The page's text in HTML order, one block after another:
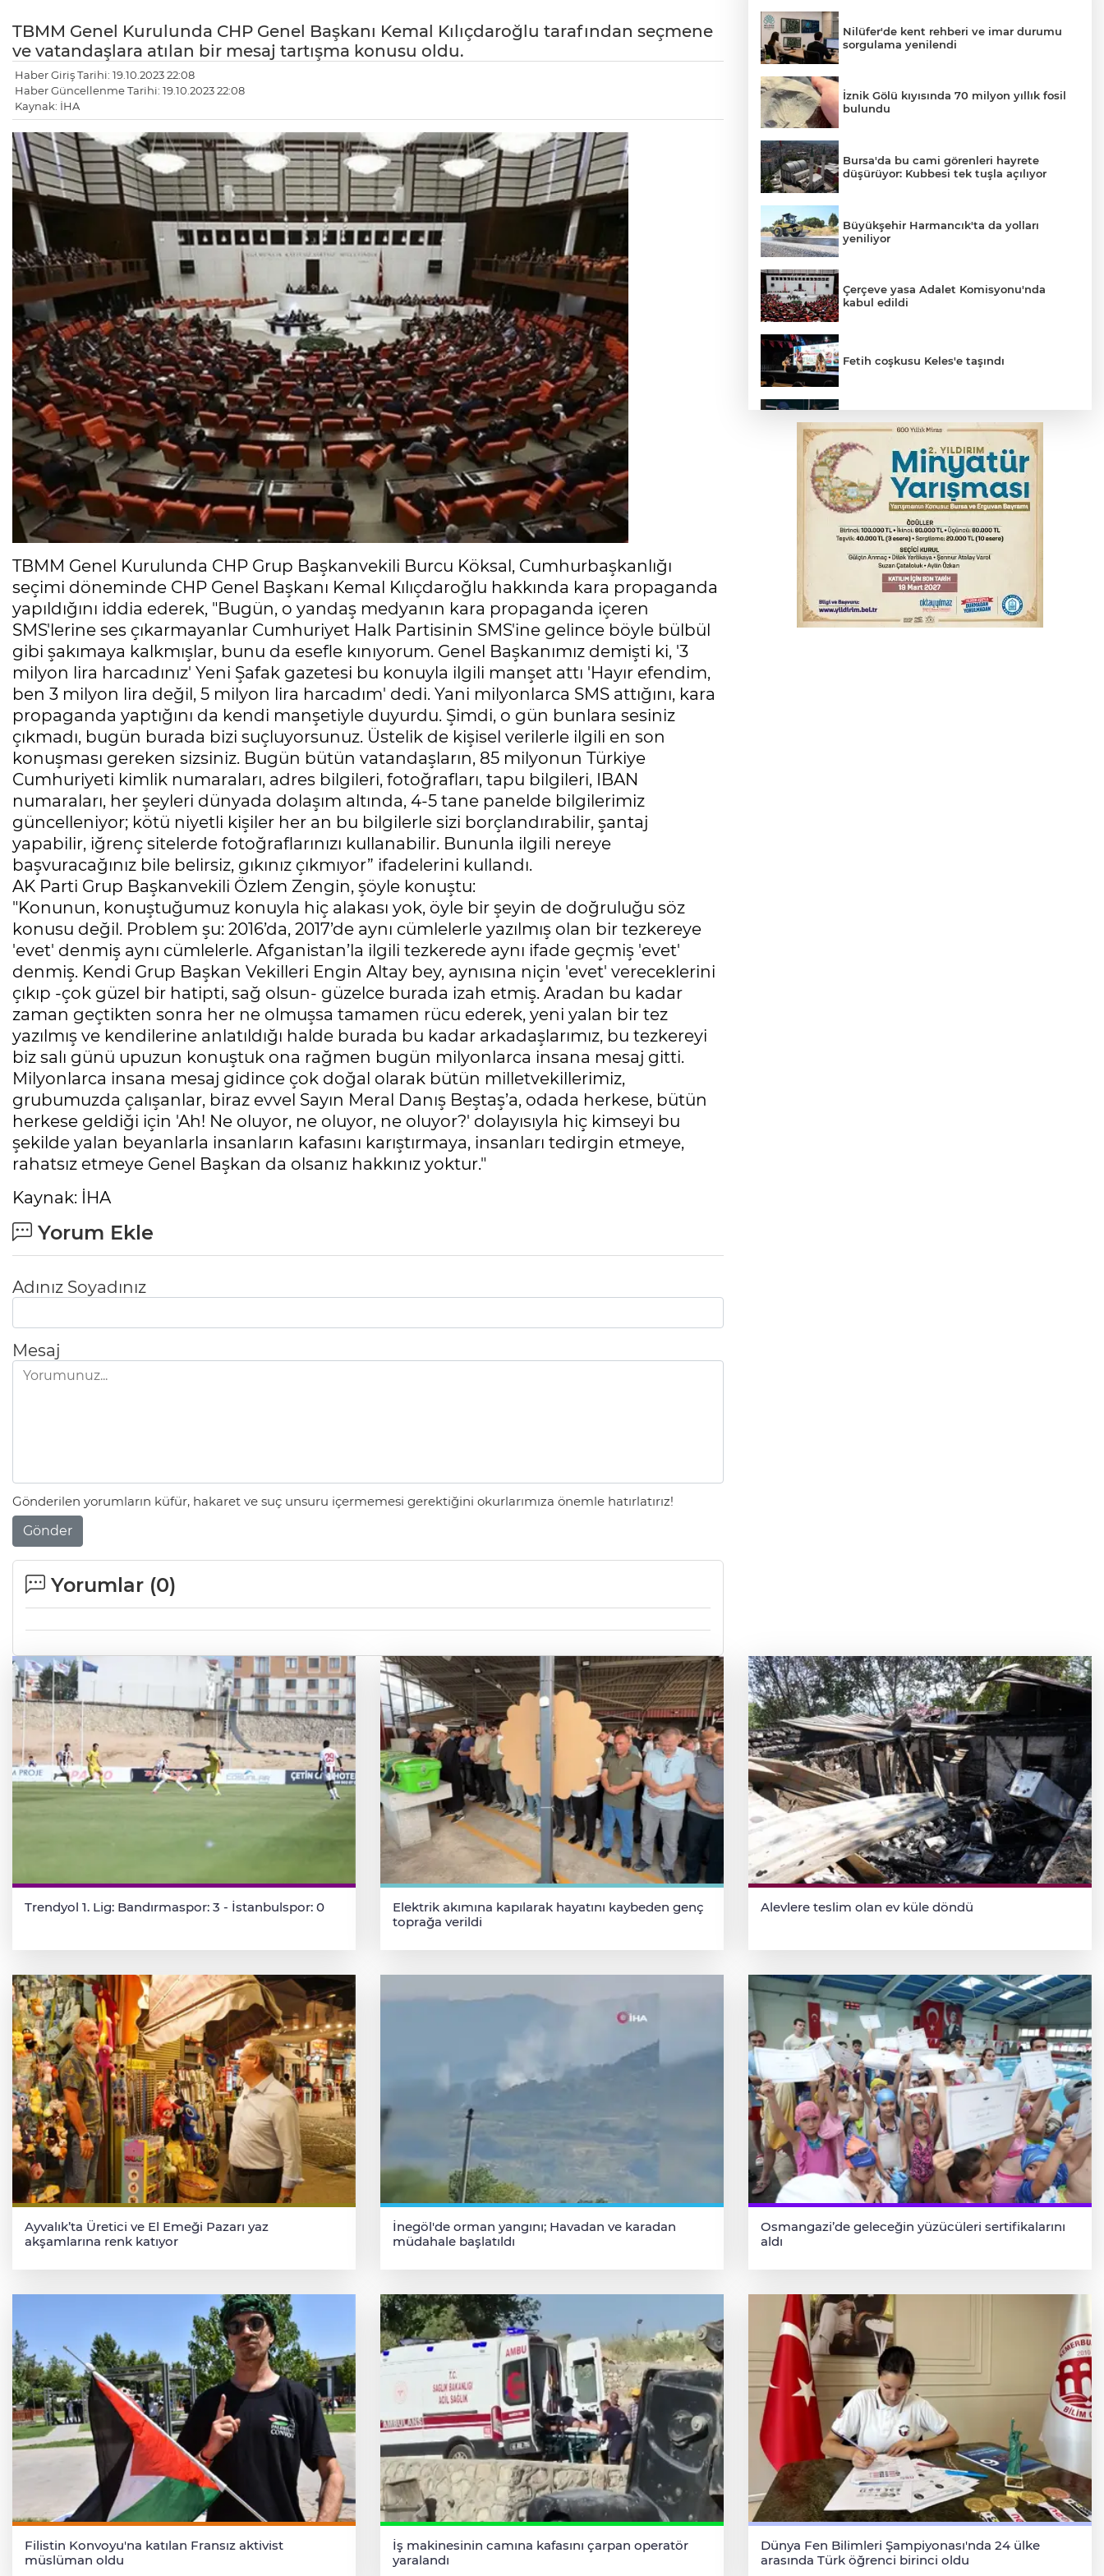
TBMM Genel Kurulunda CHP Genel Başkanı Kemal Kılıçdaroğlu tarafından seçmene
ve vatandaşlara atılan bir mesaj tartışma konusu oldu.
Haber Giriş Tarihi: 19.10.2023 22:08
Haber Güncellenme Tarihi: 19.10.2023 22:08
Kaynak: İHA
TBMM Genel Kurulunda CHP Grup Başkanvekili Burcu Köksal, Cumhurbaşkanlığı
seçimi döneminde CHP Genel Başkanı Kemal Kılıçdaroğlu hakkında kara propaganda
yapıldığını iddia ederek, "Bugün, o yandaş medyanın kara propaganda içeren
SMS'lerine ses çıkarmayanlar Cumhuriyet Halk Partisinin SMS'ine gelince böyle bülbül
gibi şakımaya kalkmışlar, bunu da esefle kınıyorum. Genel Başkanımız demişti ki, '3
milyon lira harcadınız' Yeni Şafak gazetesi bu konuyla ilgili manşet attı 'Hayır efendim,
ben 3 milyon lira değil, 5 milyon lira harcadım' dedi. Yani milyonlarca SMS attığını, kara
propaganda yaptığını da kendi manşetiyle duyurdu. Şimdi, o gün bunlara sesiniz
çıkmadı, bugün burada bizi suçluyorsunuz. Üstelik de kişisel verilerle ilgili en son
konuşması gereken sizsiniz. Bugün bütün vatandaşların, 85 milyonun Türkiye
Cumhuriyeti kimlik numaraları, adres bilgileri, fotoğrafları, tapu bilgileri, IBAN
numaraları, her şeyleri dünyada dolaşım altında, 4-5 tane panelde bilgilerimiz
güncelleniyor; kötü niyetli kişiler her an bu bilgilerle sizi borçlandırabilir, şantaj
yapabilir, iğrenç sitelerde fotoğraflarınızı kullanabilir. Bununla ilgili nereye
başvuracağınız bile belirsiz, gıkınız çıkmıyor” ifadelerini kullandı.
AK Parti Grup Başkanvekili Özlem Zengin, şöyle konuştu:
"Konunun, konuştuğumuz konuyla hiç alakası yok, öyle bir şeyin de doğruluğu söz
konusu değil. Problem şu: 2016’da, 2017’de aynı cümlelerle yazılmış olan bir tezkereye
'evet' denmiş aynı cümlelerle. Afganistan’la ilgili tezkerede aynı ifade geçmiş 'evet'
denmiş. Kendi Grup Başkan Vekilleri Engin Altay bey, aynısına niçin 'evet' vereceklerini
çıkıp -çok güzel bir hatipti, sağ olsun- güzelce burada izah etmiş. Aradan bu kadar
zaman geçtikten sonra her ne olmuşsa tamamen rücu ederek, yeni yalan bir tez
yazılmış ve kendilerine anlatıldığı halde burada bu kadar arkadaşlarımız, bu tezkereyi
biz salı günü upuzun konuştuk ona rağmen bugün milyonlarca insana mesaj gitti.
Milyonlarca insana mesaj gidince çok doğal olarak bütün milletvekillerimiz,
grubumuzda çalışanlar, biraz evvel Sayın Meral Danış Beştaş’a, odada herkese, bütün
herkese geldiği için 'Ah! Ne oluyor, ne oluyor, ne oluyor?' dolayısıyla hiç kimseyi bu
şekilde yalan beyanlarla insanların kafasını karıştırmaya, insanları tedirgin etmeye,
rahatsız etmeye Genel Başkan da olsanız hakkınız yoktur."
Kaynak: İHA
Yorum Ekle
Adınız Soyadınız
Mesaj
Gönderilen yorumların küfür, hakaret ve suç unsuru içermemesi gerektiğini okurlarımıza önemle hatırlatırız!
Gönder
Yorumlar (0)
Nilüfer'de kent rehberi ve imar durumu
sorgulama yenilendi
İznik Gölü kıyısında 70 milyon yıllık fosil
bulundu
Bursa'da bu cami görenleri hayrete
düşürüyor: Kubbesi tek tuşla açılıyor
Büyükşehir Harmancık'ta da yolları
yeniliyor
Çerçeve yasa Adalet Komisyonu'nda
kabul edildi
Fetih coşkusu Keles'e taşındı
kişi tutuklandı
İnegöl’de yangın paniği! Apartmana
sıçrayan alevler söndürüldü
Elektrik akımına kapılan işçi hayatını
kaybetti
Serbest piyasada döviz fiyatları
Trendyol 1. Lig: Bandırmaspor: 3 - İstanbulspor: 0
Elektrik akımına kapılarak hayatını kaybeden genç
toprağa verildi
Alevlere teslim olan ev küle döndü
Ayvalık’ta Üretici ve El Emeği Pazarı yaz
akşamlarına renk katıyor
İnegöl'de orman yangını; Havadan ve karadan
müdahale başlatıldı
Osmangazi’de geleceğin yüzücüleri sertifikalarını
aldı
Filistin Konvoyu'na katılan Fransız aktivist
müslüman oldu
İş makinesinin camına kafasını çarpan operatör
yaralandı
Dünya Fen Bilimleri Şampiyonası'nda 24 ülke
arasında Türk öğrenci birinci oldu